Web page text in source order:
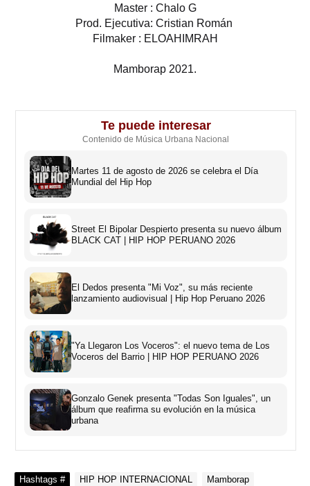
Master : Chalo G
Prod. Ejecutiva: Cristian Román
Filmaker : ELOAHIMRAH
Mamborap 2021.
Te puede interesar
Contenido de Música Urbana Nacional
Martes 11 de agosto de 2026 se celebra el Día
Mundial del Hip Hop
Street El Bipolar Despierto presenta su nuevo álbum
BLACK CAT | HIP HOP PERUANO 2026
El Dedos presenta "Mi Voz", su más reciente
lanzamiento audiovisual | Hip Hop Peruano 2026
"Ya Llegaron Los Voceros": el nuevo tema de Los
Voceros del Barrio | HIP HOP PERUANO 2026
Gonzalo Genek presenta "Todas Son Iguales", un
álbum que reafirma su evolución en la música
urbana
Hashtags # HIP HOP INTERNACIONAL Mamborap